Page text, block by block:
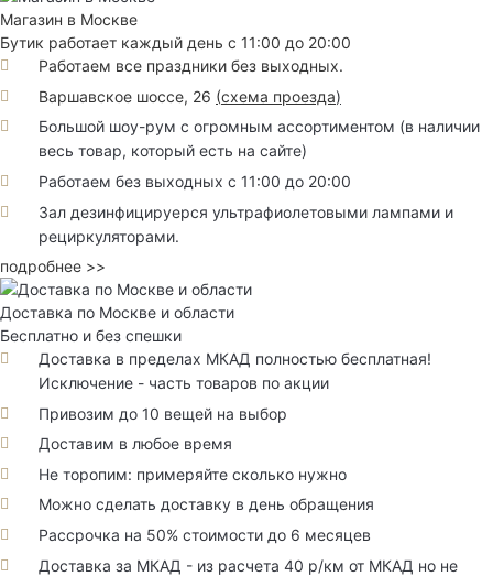
Магазин в Москве
Бутик работает каждый день с 11:00 до 20:00
Работаем все праздники без выходных.
Варшавское шоссе, 26 (схема проезда)
Большой шоу-рум с огромным ассортиментом (в наличии
весь товар, который есть на сайте)
Работаем без выходных с 11:00 до 20:00
Зал дезинфицируерся ультрафиолетовыми лампами и
рециркуляторами.
подробнее >>
Доставка по Москве и области
Бесплатно и без спешки
Доставка в пределах МКАД полностью бесплатная!
Исключение - часть товаров по акции
Привозим до 10 вещей на выбор
Доставим в любое время
Не торопим: примеряйте сколько нужно
Можно сделать доставку в день обращения
Рассрочка на 50% стоимости до 6 месяцев
Доставка за МКАД - из расчета 40 р/км от МКАД но не